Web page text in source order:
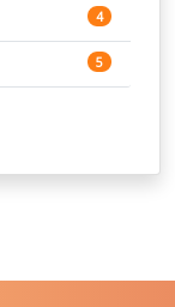
4
5